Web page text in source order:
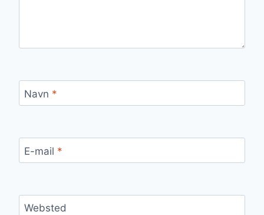
Navn *
E-mail *
Websted